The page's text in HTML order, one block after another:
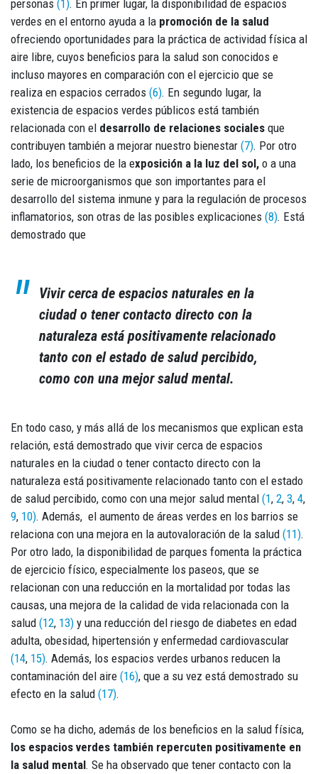
personas (1). En primer lugar, la disponibilidad de espacios
verdes en el entorno ayuda a la promoción de la salud
ofreciendo oportunidades para la práctica de actividad física al
aire libre, cuyos beneficios para la salud son conocidos e
incluso mayores en comparación con el ejercicio que se
realiza en espacios cerrados (6). En segundo lugar, la
existencia de espacios verdes públicos está también
relacionada con el desarrollo de relaciones sociales que
contribuyen también a mejorar nuestro bienestar (7). Por otro
lado, los beneficios de la exposición a la luz del sol, o a una
serie de microorganismos que son importantes para el
desarrollo del sistema inmune y para la regulación de procesos
inflamatorios, son otras de las posibles explicaciones (8). Está
demostrado que
Vivir cerca de espacios naturales en la
ciudad o tener contacto directo con la
naturaleza está positivamente relacionado
tanto con el estado de salud percibido,
como con una mejor salud mental.
En todo caso, y más allá de los mecanismos que explican esta
relación, está demostrado que vivir cerca de espacios
naturales en la ciudad o tener contacto directo con la
naturaleza está positivamente relacionado tanto con el estado
de salud percibido, como con una mejor salud mental (1, 2, 3, 4,
9, 10). Además, el aumento de áreas verdes en los barrios se
relaciona con una mejora en la autovaloración de la salud (11).
Por otro lado, la disponibilidad de parques fomenta la práctica
de ejercicio físico, especialmente los paseos, que se
relacionan con una reducción en la mortalidad por todas las
causas, una mejora de la calidad de vida relacionada con la
salud (12, 13) y una reducción del riesgo de diabetes en edad
adulta, obesidad, hipertensión y enfermedad cardiovascular
(14, 15). Además, los espacios verdes urbanos reducen la
contaminación del aire (16), que a su vez está demostrado su
efecto en la salud (17).
Como se ha dicho, además de los beneficios en la salud física,
los espacios verdes también repercuten positivamente en
la salud mental. Se ha observado que tener contacto con la